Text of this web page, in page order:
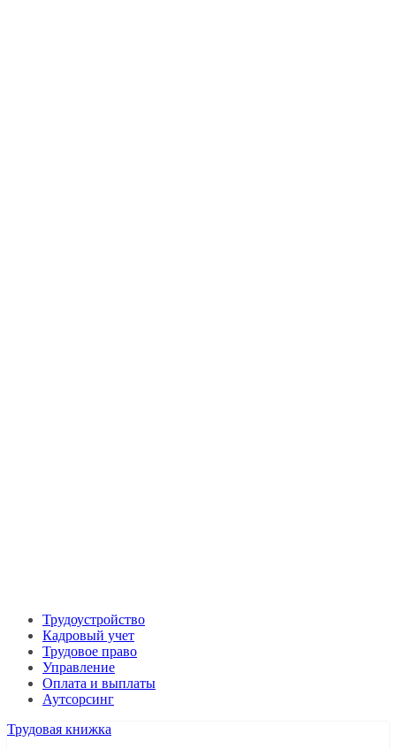
Трудоустройство
Кадровый учет
Трудовое право
Управление
Оплата и выплаты
Аутсорсинг
Трудовая книжка